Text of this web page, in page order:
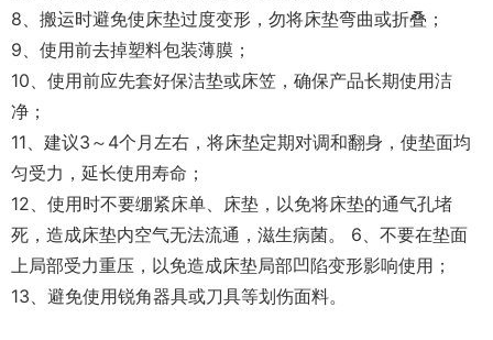
8、搬运时避免使床垫过度变形，勿将床垫弯曲或折叠；
9、使用前去掉塑料包装薄膜；
10、使用前应先套好保洁垫或床笠，确保产品长期使用洁
净；
11、建议3～4个月左右，将床垫定期对调和翻身，使垫面均
匀受力，延长使用寿命；
12、使用时不要绷紧床单、床垫，以免将床垫的通气孔堵
死，造成床垫内空气无法流通，滋生病菌。 6、不要在垫面
上局部受力重压，以免造成床垫局部凹陷变形影响使用；
13、避免使用锐角器具或刀具等划伤面料。